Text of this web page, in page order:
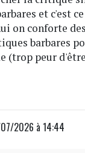
et c'est
on conforte
barbares
(trop peur
2026 à 14:44